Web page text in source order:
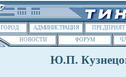
ГОРОД АДМИНИСТРАЦИЯ
НОВОСТИ
ФОРУМ
Ю.П.